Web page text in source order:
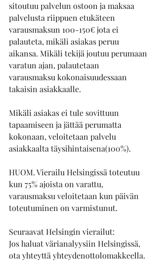
sitoutuu palvelun ostoon ja maksaa
palvelusta riippuen etukäteen
varausmaksun 100-150€ jota ei
palauteta, mikäli asiakas peruu
aikansa. Mikäli tekijä joutuu perumaan
varatun ajan, palautetaan
varausmaksu kokonaisuudessaan
takaisin asiakkaalle.
Mikäli asiakas ei tule sovittuun
tapaamiseen ja jättää perumatta
kokonaan, veloitetaan palvelu
asiakkaalta täysihintaisena(100%).
HUOM. Vierailu Helsingissä toteutuu
kun 75% ajoista on varattu,
varausmaksu veloitetaan kun päivän
toteutuminen on varmistunut.
Seuraavat Helsingin vierailut:
Jos haluat värianalyysiin Helsingissä,
ota yhteyttä yhteydenottolomakkeella.